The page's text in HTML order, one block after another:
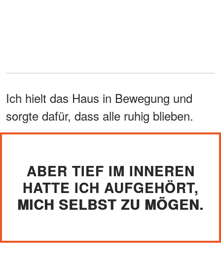
Ich hielt das Haus in Bewegung und
sorgte dafür, dass alle ruhig blieben.
ABER TIEF IM INNEREN
HATTE ICH AUFGEHÖRT,
MICH SELBST ZU MÖGEN.